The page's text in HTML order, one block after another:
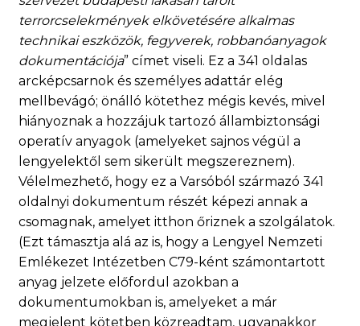
terrorcselekmények elkövetésére alkalmas
technikai eszközök, fegyverek, robbanóanyagok
dokumentációja” címet viseli. Ez a 341 oldalas
arcképcsarnok és személyes adattár elég
mellbevágó; önálló kötethez mégis kevés, mivel
hiányoznak a hozzájuk tartozó állambiztonsági
operatív anyagok (amelyeket sajnos végül a
lengyelektől sem sikerült megszereznem).
Vélelmezhető, hogy ez a Varsóból származó 341
oldalnyi dokumentum részét képezi annak a
csomagnak, amelyet itthon őriznek a szolgálatok.
(Ezt támasztja alá az is, hogy a Lengyel Nemzeti
Emlékezet Intézetben C79-ként számontartott
anyag jelzete előfordul azokban a
dokumentumokban is, amelyeket a már
megjelent kötetben közreadtam, ugyanakkor